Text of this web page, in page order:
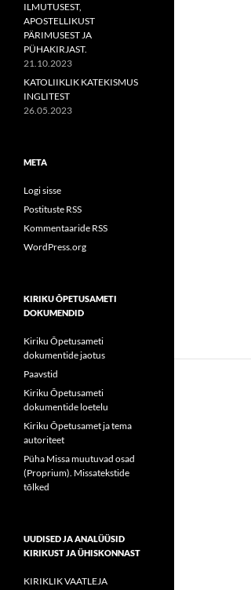
ILMUTUSEST,
APOSTELLIKUST
PÄRIMUSEST JA
PÜHAKIRJAST.
21.10.2023
KATOLIIKLIK KATEKISMUS
INGLITEST
26.05.2023
META
Logi sisse
Postituste RSS
Kommentaaride RSS
WordPress.org
KIRIKU ÕPETUSAMETI
DOKUMENDID
Kiriku Õpetusameti
dokumentide jaotus
Paavstid
Kiriku Õpetusameti
dokumentide loetelu
Kiriku Õpetusamet ja tema
autoriteet
Püha Missa muutuvad osad
(Proprium). Missatekstide
tõlked
UUDISED JA ANALÜÜSID
KIRIKUST JA ÜHISKONNAST
KIRIKLIK VAATLEJA